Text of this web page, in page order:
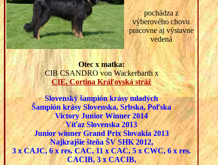
pochádza z
výberového chovu
pracovne aj výstavne
vedená
Otec x matka:
CIB CSANDRO von Wackerbarth x
CIE. Cortina Kráľovská stráž
Slovenský šampión krásy mladých
Šampión krásy Slovenska, Srbska, Poľska
Victory Junior Winner 2014
Víťaz Slovenska 2013
Junior winner Grand Prix Slovakia 2013
Najkrajšie šteňa ŠV SHK 2012,
3 x CAJC, 6 x res. CAC, 11 x CAC, 5 x CWC, 6 x res.
CACIB, 3 x CACIB,